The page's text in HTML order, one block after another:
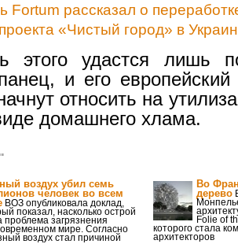
Fortum рассказал о
«Чистый город» в
этого удастся лишь
и его европейский
относить на
домашнего хлама.
воздух убил семь
человек во всем
ВОЗ опубликовала доклад,
показал, насколько острой
проблема загрязнения
мире. Согласно
воздух стал причиной
Во
дерево
Folie of
которого стала
архитекторов